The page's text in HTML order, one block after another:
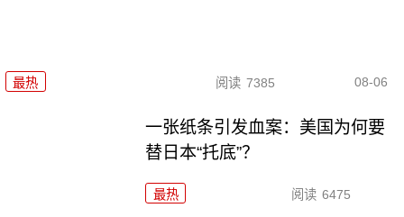
最热 阅读 7385 08-06
一张纸条引发血案：美国为何要
替日本“托底”？
最热 阅读 6475